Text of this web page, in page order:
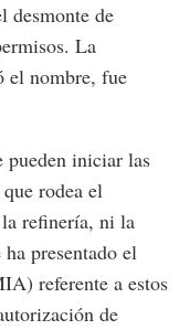
desmonte de
La
el nombre, fue
pueden iniciar las
rodea el
refinería, ni la
presentado el
referente a estos
de